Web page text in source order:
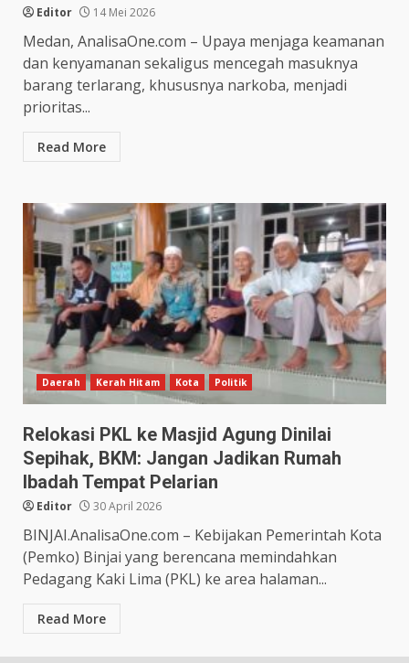
Editor 14 Mei 2026
Medan, AnalisaOne.com – Upaya menjaga keamanan
dan kenyamanan sekaligus mencegah masuknya
barang terlarang, khususnya narkoba, menjadi
prioritas...
Read More
Daerah Kerah Hitam Kota Politik
Relokasi PKL ke Masjid Agung Dinilai
Sepihak, BKM: Jangan Jadikan Rumah
Ibadah Tempat Pelarian
Editor 30 April 2026
BINJAI.AnalisaOne.com – Kebijakan Pemerintah Kota
(Pemko) Binjai yang berencana memindahkan
Pedagang Kaki Lima (PKL) ke area halaman...
Read More